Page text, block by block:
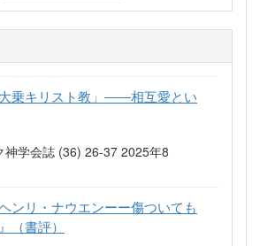
乗キリスト教」――相互愛とい
神学会誌 (36) 26-37 2025年8
ンリ・ナウエンーー傷ついても
（書評）